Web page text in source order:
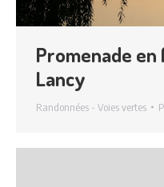
Promenade
Lancy
Randonnées - Voies vertes